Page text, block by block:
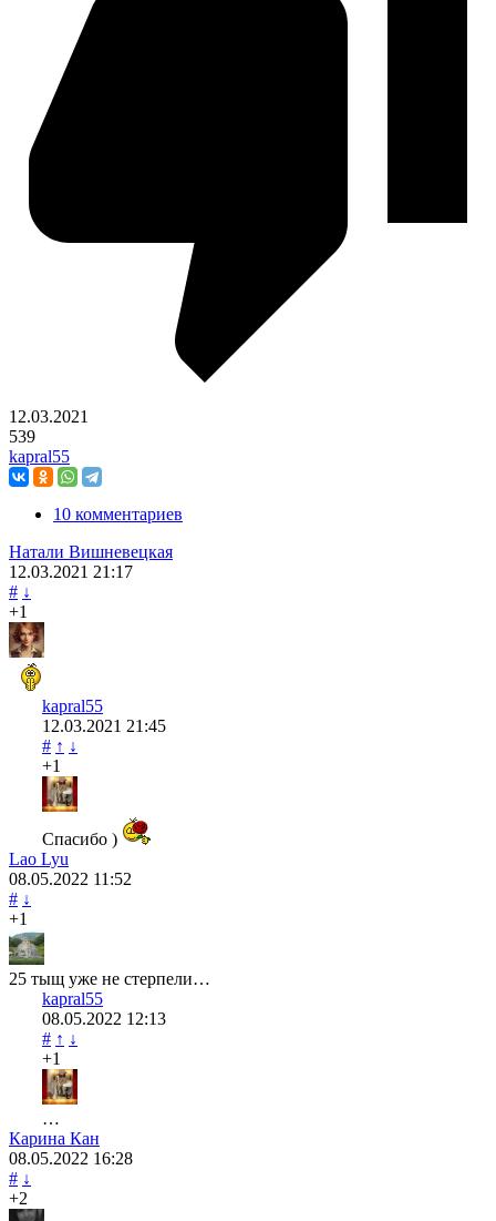
12.03.2021
539
kapral55
10 комментариев
Натали Вишневецкая
12.03.2021 21:17
# ↓
+1
kapral55
12.03.2021 21:45
# ↑ ↓
+1
Спасибо )
Lao Lyu
08.05.2022 11:52
# ↓
+1
25 тыщ уже не стерпели…
kapral55
08.05.2022 12:13
# ↑ ↓
+1
…
Карина Кан
08.05.2022 16:28
# ↓
+2